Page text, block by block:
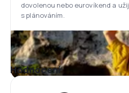
dovolenou nebo eurovíkend a
s plánováním.
Hodnocení